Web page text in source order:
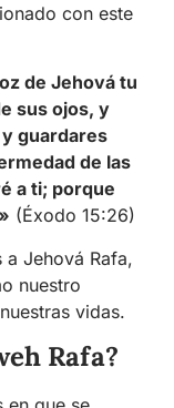
con este
de Jehová tu
sus ojos, y
guardares
de las
a ti; porque
(Éxodo 15:26)
a Jehová Rafa,
nuestro
vidas.
Rafa?